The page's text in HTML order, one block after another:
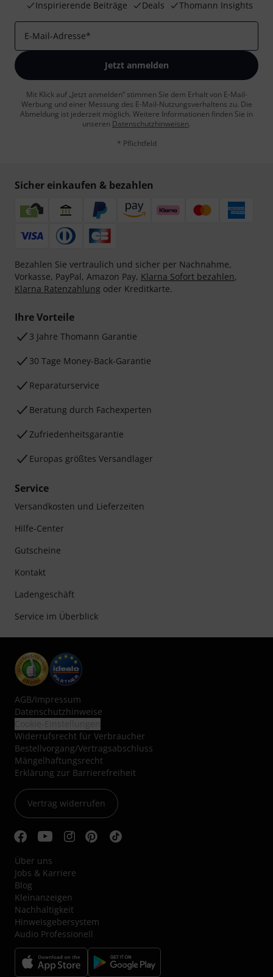
Inspirierende Beiträge
Deals Thomann Insights
E-Mail-Adresse*
Jetzt anmelden
Mit Klick auf „Jetzt anmelden“ stimmen Sie dem Erhalt von E-Mail-
Werbung und einer Messung des E-Mail-Nutzungsverhaltens zu. Die
Abmeldung ist jederzeit möglich. Weitere Informationen finden Sie in
unseren Datenschutzhinweisen.
* Pflichtfeld
Sicher einkaufen & bezahlen
Bezahlen Sie vertraulich und sicher per Nachnahme,
Vorkasse, PayPal, Amazon Pay, Klarna Sofort bezahlen,
Klarna Ratenzahlung oder Kreditkarte.
Ihre Vorteile
3 Jahre Thomann Garantie
30 Tage Money-Back-Garantie
Reparaturservice
Beratung durch Fachexperten
Zufriedenheitsgarantie
Europas größtes Versandlager
Service
Versandkosten und Lieferzeiten
Hilfe-Center
Gutscheine
Kontakt
Ladengeschäft
Service im Überblick
AGB/Impressum
Datenschutzhinweise
Widerrufsrecht für Verbraucher
Bestellvorgang/Vertragsabschluss
Mängelhaftungsrecht
Erklärung zur Barrierefreiheit
Vertrag widerrufen
Über uns
Jobs & Karriere
Blog
Kleinanzeigen
Nachhaltigkeit
Hinweisgebersystem
Audio Professionell